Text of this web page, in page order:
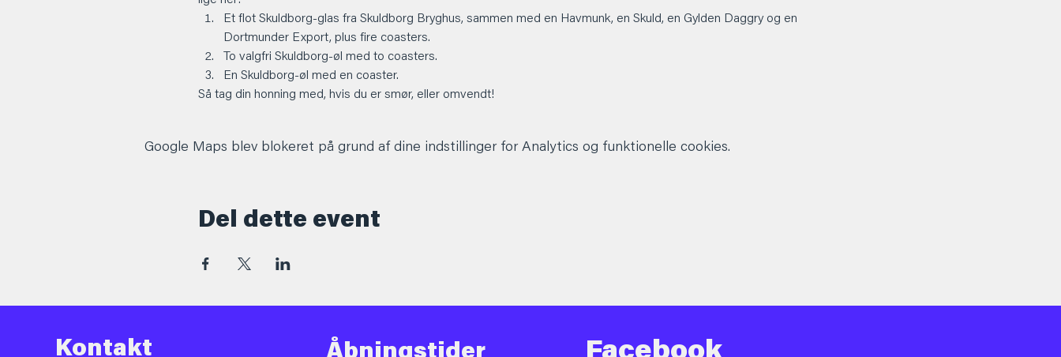
Et flot Skuldborg-glas fra Skuldborg Bryghus, sammen med en Havmunk, en Skuld, en Gylden Daggry og en
Dortmunder Export, plus fire coasters.
To valgfri Skuldborg-øl med to coasters.
En Skuldborg-øl med en coaster.
Så tag din honning med, hvis du er smør, eller omvendt!
Google Maps blev blokeret på grund af dine indstillinger for Analytics og funktionelle cookies.
Del dette event
Kontakt